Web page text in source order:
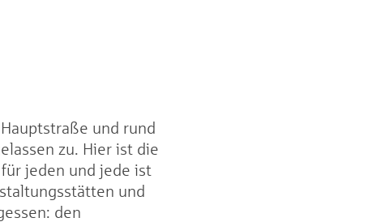
und rund
zu. Hier ist die
jeden und jede ist
und
den